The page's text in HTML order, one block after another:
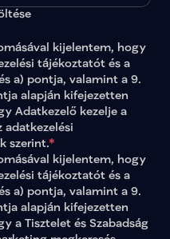
kijelentem, hogy
tájékoztatót és a
a) pontja, valamint a 9.
alapján kifejezetten
Adatkezelő kezelje a
adatkezelési
szerint.*
kijelentem, hogy
tájékoztatót és a
a) pontja, valamint a 9.
alapján kifejezetten
a Tisztelet és Szabadság